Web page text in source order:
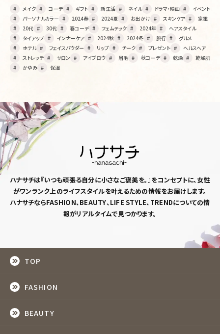
メイク コーデ ギフト 新生活 ネイル ドラマ・映画
イベント
パーソナルカラー
2024春 2024夏 お出かけ スキンケア
家電
20代
30代 春コーデ フェムテック 2024年
ヘアスタイル
タイアップ
インナーケア 2024秋 2024冬 旅行
グルメ
ホテル
フェイスパウダー リップ チーク プレゼント
ヘルスヘア
ストレッチ
サロン アイブロウ 眉毛 秋コーデ 乾燥
乾燥肌
かゆみ
保湿
ハナサチは『いつも頑張る自分に小さなご褒美を。』をコンセプトに、女性
がワンランク上のライフスタイルを叶えるための情報をお届けします。
ハナサチならFASHION、BEAUTY、LIFE STYLE、TRENDについての情
報がリアルタイムで見つかります。
TOP
FASHION
BEAUTY